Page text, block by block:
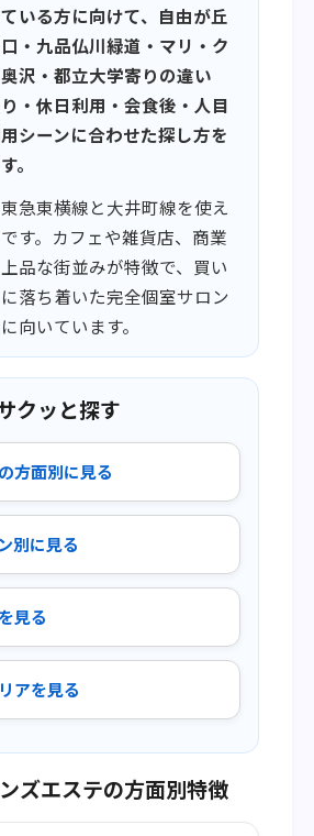
いる方に向けて、自由が丘
・九品仏川緑道・マリ・ク
沢・都立大学寄りの違い
・休日利用・会食後・人目
シーンに合わせた探し方を
。
急東横線と大井町線を使え
す。カフェや雑貨店、商業
品な街並みが特徴で、買い
落ち着いた完全個室サロン
向いています。
クッと探す
方面別に見る
別に見る
見る
アを見る
ズエステの方面別特徴